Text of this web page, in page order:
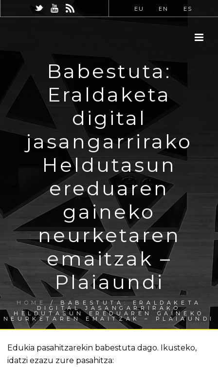
EU EN ES
Babestuta:
Eraldaketa
digital
jasangarrirako
Heldutasun
ereduaren
gaineko
neurketaren
emaitzak –
Plaiaundi
HOME/ BABESTUTA: ERALDAKETA
DIGITAL JASANGARRIRAKO
HELDUTASUN EREDUAREN GAINEKO
NEURKETAREN EMAITZAK – PLAIAUNDI
Edukia pasahitzarekin babestuta dago. Ikusteko,
idatzi ezazu zure pasahitza: